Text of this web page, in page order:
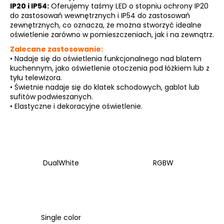
IP20 i IP54: Oferujemy taśmy LED o stopniu ochrony IP20
do zastosowań wewnętrznych i IP54 do zastosowań
zewnętrznych, co oznacza, że można stworzyć idealne
oświetlenie zarówno w pomieszczeniach, jak i na zewnątrz.
Zalecane zastosowanie:
• Nadaje się do oświetlenia funkcjonalnego nad blatem
kuchennym, jako oświetlenie otoczenia pod łóżkiem lub z
tyłu telewizora.
• Świetnie nadaje się do klatek schodowych, gablot lub
sufitów podwieszanych.
• Elastyczne i dekoracyjne oświetlenie.
DualWhite RGBW
Single color
l
e
c
a
m
y